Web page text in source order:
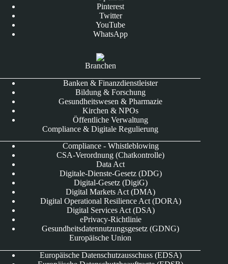
Pinterest
Twitter
YouTube
WhatsApp
Branchen
Banken & Finanzdienstleister
Bildung & Forschung
Gesundheitswesen & Pharmazie
Kirchen & NPOs
Öffentliche Verwaltung
Compliance & Digitale Regulierung
Compliance - Whistleblowing
CSA-Verordnung (Chatkontrolle)
Data Act
Digitale-Dienste-Gesetz (DDG)
Digital-Gesetz (DigiG)
Digital Markets Act (DMA)
Digital Operational Resilience Act (DORA)
Digital Services Act (DSA)
ePrivacy-Richtlinie
Gesundheitsdatennutzungsgesetz (GDNG)
Europäische Union
Europäische Datenschutzausschuss (EDSA)